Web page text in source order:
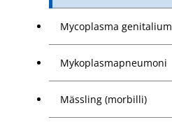
Mycoplasma genitalium
Mykoplasmapneumoni
Mässling (morbilli)